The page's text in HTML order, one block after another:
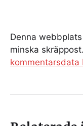
Denna
minska skräppost.
kommentarsdata